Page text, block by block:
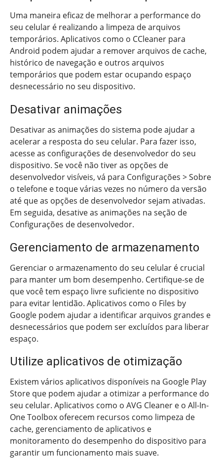
Uma maneira eficaz de melhorar a performance do
seu celular é realizando a limpeza de arquivos
temporários. Aplicativos como o CCleaner para
Android podem ajudar a remover arquivos de cache,
histórico de navegação e outros arquivos
temporários que podem estar ocupando espaço
desnecessário no seu dispositivo.
Desativar animações
Desativar as animações do sistema pode ajudar a
acelerar a resposta do seu celular. Para fazer isso,
acesse as configurações de desenvolvedor do seu
dispositivo. Se você não tiver as opções de
desenvolvedor visíveis, vá para Configurações > Sobre
o telefone e toque várias vezes no número da versão
até que as opções de desenvolvedor sejam ativadas.
Em seguida, desative as animações na seção de
Configurações de desenvolvedor.
Gerenciamento de armazenamento
Gerenciar o armazenamento do seu celular é crucial
para manter um bom desempenho. Certifique-se de
que você tem espaço livre suficiente no dispositivo
para evitar lentidão. Aplicativos como o Files by
Google podem ajudar a identificar arquivos grandes e
desnecessários que podem ser excluídos para liberar
espaço.
Utilize aplicativos de otimização
Existem vários aplicativos disponíveis na Google Play
Store que podem ajudar a otimizar a performance do
seu celular. Aplicativos como o AVG Cleaner e o All-In-
One Toolbox oferecem recursos como limpeza de
cache, gerenciamento de aplicativos e
monitoramento do desempenho do dispositivo para
garantir um funcionamento mais suave.